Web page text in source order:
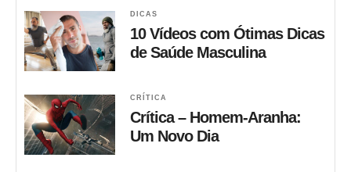
DICAS
10 Vídeos com Ótimas Dicas
de Saúde Masculina
CRÍTICA
Crítica – Homem-Aranha:
Um Novo Dia